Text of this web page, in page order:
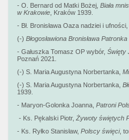
- O. Bernard od Matki Bożej, Biała
w Krakowie Kraków 1939.
- Bł. Bronisława Oaza nadziei i
(-) Błogosławiona Bronisława
- Gałuszka Tomasz OP wybór, Święty
Poznań 2021.
(-) S. Maria Augustyna Norbertanka,
(-) S. Maria Augustyna Norbertanka,
1939.
- Maryon-Golonka Joanna, Patroni
- Ks. Pękalski Piotr, Żywoty świętych
- Ks. Ryłko Stanisław, Polscy święci,